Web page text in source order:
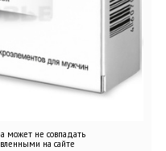
может не совпадать
на сайте